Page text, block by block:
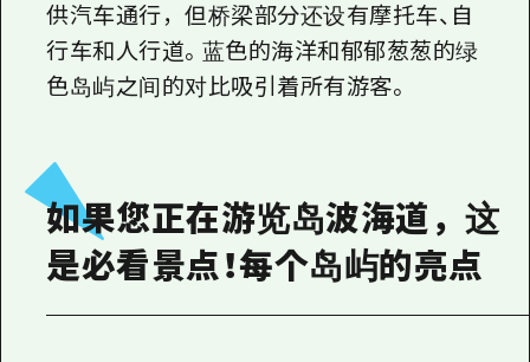
供汽车通行，但桥梁部分还设有摩托车、自
行车和人行道。蓝色的海洋和郁郁葱葱的绿
色岛屿之间的对比吸引着所有游客。
如果您正在游览岛波海道，这
是必看景点！每个岛屿的亮点